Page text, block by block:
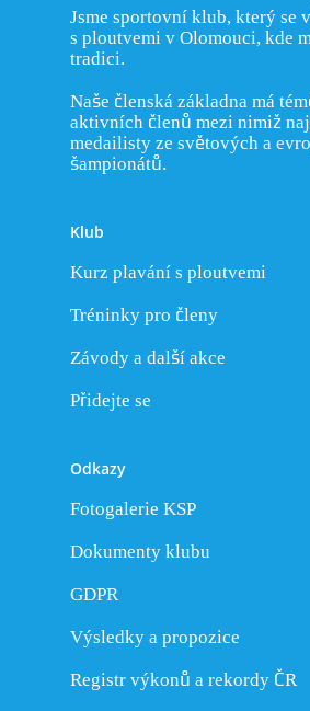
Jsme sportovní klub, který se
s ploutvemi v Olomouci, kde
tradici.
Naše členská základna má
aktivních členů mezi nimiž
medailisty ze světových a
šampionátů.
Klub
Kurz plavání s ploutvemi
Tréninky pro členy
Závody a další akce
Přidejte se
Odkazy
Fotogalerie KSP
Dokumenty klubu
GDPR
Výsledky a propozice
Registr výkonů a rekordy ČR